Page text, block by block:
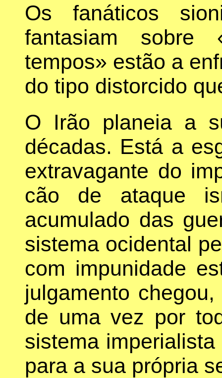
Os fanáticos
fantasiam
tempos» estão a
do tipo distorcido
O Irão planeia a
décadas. Está a
extravagante do
cão de ataque
acumulado das
sistema ocidental
com impunidade
julgamento
de uma vez por
sistema
para a sua própria